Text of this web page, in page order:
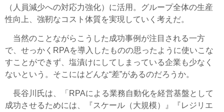
（人員減少への対応力強化）に活用。グループ全体の生産
性向上、強靭なコスト体質を実現していく考えだ。
当然のことながらこうした成功事例が注目される一方
で、せっかくRPAを導入したものの思ったように使いこな
すことができず、塩漬けにしてしまっている企業も少なく
ないという。そこにはどんな“差”があるのだろうか。
長谷川氏は、「RPAによる業務自動化を経営基盤として
成功させるためには、『スケール（大規模）』『レジリエ